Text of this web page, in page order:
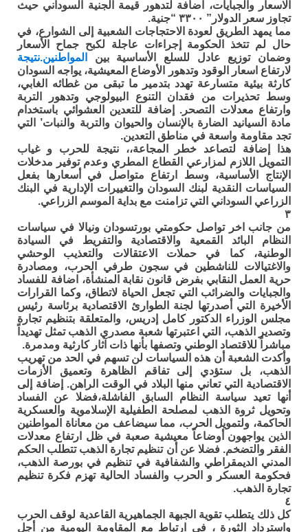
الاسعار والجبايات، اضافة لتدهور قيمة الجنية السوداني حيث
تجاوز سعر الدولار” ٣٣٠٠ “جنية.
مما يمهد الطريق لعودة الاحتجاجات الشعبية إلى الشوارع، في
حال لم تتخذ الحكومة إجراءات عاجلة لكبح جماح الأسعار
وضمان توزيع عادل للسلع الأساسية بين
المواطنين.نتيجة
لارتفاع اسعار الوقود وتدهور الأوضاع المعيشية، يواجه السودان
كارثة بيئية متسارعة تهدد بتدمير ما تبقى من غطائه الغابي،
وسط تحذيرات من فقدان التنوع البيولوجي وتدهور التربة
وارتفاع معدلات التصحر. إضافة للتعدين العشوائي باستخدام
مادة السيانيد الضارة بالإنسان والحيوان والتربة والنبات’ التي
تجد مقاومة واسعة في مناطق التعدين.
هذا إضافة لتصاعد خطر المجاعة،، نتيجة للحرب و غياب
التمويل اللازم لمزارعي القطاع المطري وعدم توفير مدخلات
الإنتاج الأساسية، وسط ارتفاع متواصل في أسعارها بفعل
السياسات النقدية لبنك السودان والتغييرات الإدارية في البنك
الزراعي السوداني التي تزامنت مع بداية الموسم الزراعي.
٣
من جانب اخر تواصل حكومتي بورتسودان ونيالا في سياسات
النظام البائد القمعية والاقتصادية والتفريط في السيادة
الوطنية، كما في حملات الاعتقالات والتعذيب الوحشي
والاغتيالات للناشطين في سجون طرفي الحرب، ومصادرة
حرية العمل النقابي بفرض قانون نقابة المنشأة، اضافة للفساد
والجبايات والضرائب التي تجعل الحياة لاتطاق، وكما القرارات
الأخيرة التي أصدرتها لجنة الطوارئ الاقتصادية برئاسة رئيس
مجلس الوزراء الدكتور كامل إدريس، والمتعلقة بتنظيم تجارة
وتصدير الذهب، التي اعتبرتها شعبة مصدري الذهب تمثل تهديداً
مباشراً للاقتصاد الوطني وتصفها بأنها ذات آثار كارثية ومدمرة.
وأكدت الشعبة أن هذه السياسات لن تسهم في الحد من تهريب
الذهب، بل ستؤدي إلى تفاقم الظاهرة وتعميق الأزمات
الاقتصادية التي تعاني منها البلاد في الوقت الراهن. إضافة إلى
أنها تعيد سياسة النظام السابق الفاشلة،فضلا عن الفساد
وتحويل ثروة الذهب لمصلحة الطفيلية الإسلاموية والعسكرية
الحاكمة، ولتمويل الحرب، مما سيضاعف من معاناة المواطنين
الذين يواجهون أوضاعاً معيشية صعبة في ظل ارتفاع معدلات
الفقر والتضخم. فضلا عن أن تنظيم تجارة الذهب تتطلب الحكم
المدني الديمقراطي والشفافية في تنظيم في بورصة الذهب،
فحكومة العسكر و الحرب والفساد الحالية تهزم فكرة تنظيم
تجارة الذهب.
٤
كل ذلك يتطلب تقوية الجبهة الجماهيرية القاعدية لوقف الحرب
واسترداد الثورة ، في ارتباط مع المقاومة اليومية من أجل